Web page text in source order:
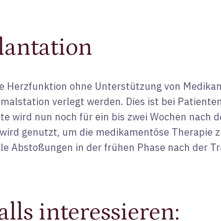
Herzfunktion ohne Unterstützung von
verlegt werden. Dies ist bei
wird nun noch für ein bis zwei Wochen
genutzt, um die medikamentöse Therapie
Abstoßungen in der frühen Phase nach der
interessieren: